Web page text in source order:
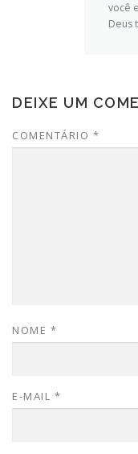
você
Deus
DEIXE UM
COMENTÁRIO *
NOME *
E-MAIL *